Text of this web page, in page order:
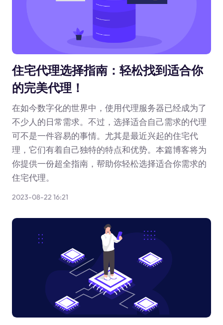
住宅代理选择指南：轻松找到适合你
的完美代理！
在如今数字化的世界中，使用代理服务器已经成为了
不少人的日常需求。不过，选择适合自己需求的代理
可不是一件容易的事情。尤其是最近兴起的住宅代
理，它们有着自己独特的特点和优势。本篇博客将为
你提供一份超全指南，帮助你轻松选择适合你需求的
住宅代理。
2023-08-22 16:21